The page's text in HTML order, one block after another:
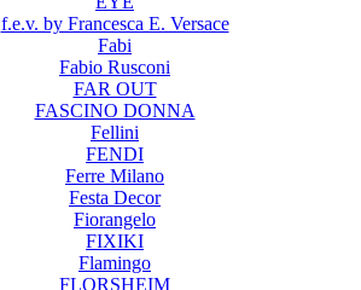
f.e.v. by Francesca E. Versace
Fabi
Fabio Rusconi
FAR OUT
FASCINO DONNA
Fellini
FENDI
Ferre Milano
Festa Decor
Fiorangelo
FIXIKI
Flamingo
FLORSHEIM